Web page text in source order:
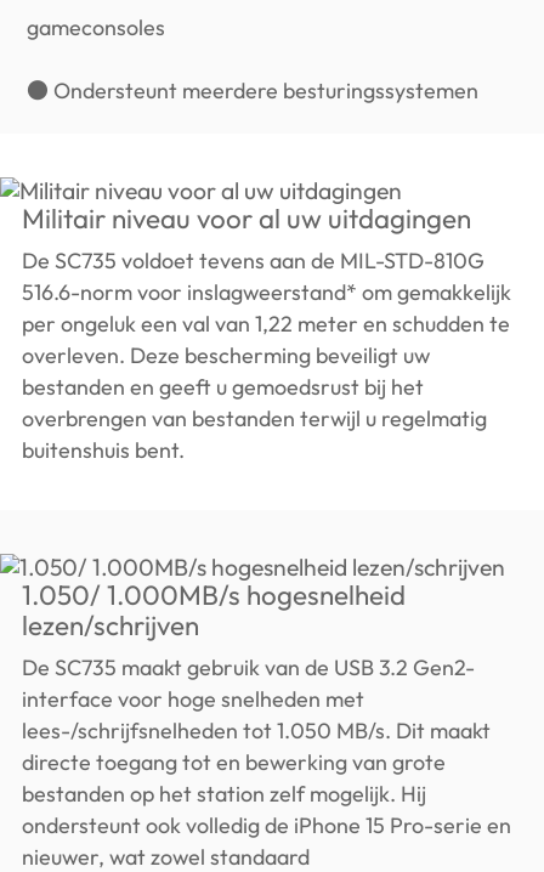
gameconsoles
● Ondersteunt meerdere besturingssystemen
Militair niveau voor al uw uitdagingen
De SC735 voldoet tevens aan de MIL-STD-810G
516.6-norm voor inslagweerstand* om gemakkelijk
per ongeluk een val van 1,22 meter en schudden te
overleven. Deze bescherming beveiligt uw
bestanden en geeft u gemoedsrust bij het
overbrengen van bestanden terwijl u regelmatig
buitenshuis bent.
1.050/ 1.000MB/s hogesnelheid
lezen/schrijven
De SC735 maakt gebruik van de USB 3.2 Gen2-
interface voor hoge snelheden met
lees-/schrijfsnelheden tot 1.050 MB/s. Dit maakt
directe toegang tot en bewerking van grote
bestanden op het station zelf mogelijk. Hij
ondersteunt ook volledig de iPhone 15 Pro-serie en
nieuwer, wat zowel standaard